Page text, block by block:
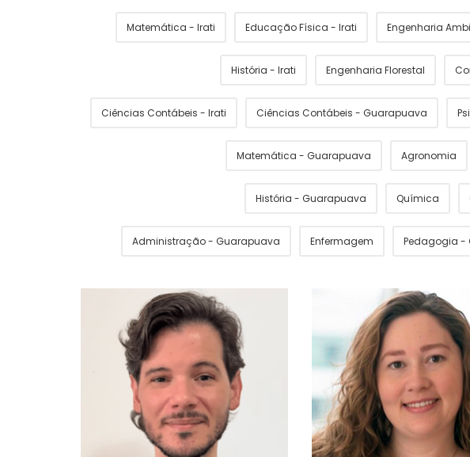
Matemática - Irati Educação Física - Irati Engenharia
História - Irati Engenharia Florestal
Ciências Contábeis - Irati Ciências Contábeis - Guarapuava
Matemática - Guarapuava Agronomia
História - Guarapuava Química
Administração - Guarapuava Enfermagem Pedagogia -